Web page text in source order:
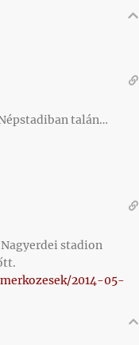
talán…
stadion
2014-05-